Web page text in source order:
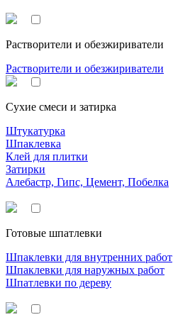
Растворители и обезжириватели
Растворители и обезжириватели
Сухие смеси и затирка
Штукатурка
Шпаклевка
Клей для плитки
Затирки
Алебастр, Гипс, Цемент, Побелка
Готовые шпатлевки
Шпаклевки для внутренних работ
Шпаклевки для наружных работ
Шпатлевки по дереву